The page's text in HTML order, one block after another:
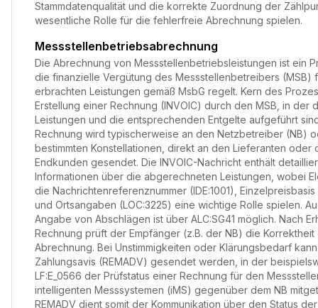
Stammdatenqualität und die korrekte Zuordnung der
wesentliche Rolle für die fehlerfreie Abrechnung spielen.
Messstellenbetriebsabrechnung
Die Abrechnung von Messstellenbetriebsleistungen ist ein
die finanzielle Vergütung des Messstellenbetreibers (MSB)
erbrachten Leistungen gemäß MsbG regelt. Kern des
Erstellung einer Rechnung (INVOIC) durch den MSB, in der
Leistungen und die entsprechenden Entgelte aufgeführt
Rechnung wird typischerweise an den Netzbetreiber (NB)
bestimmten Konstellationen, direkt an den Lieferanten oder
Endkunden gesendet. Die INVOIC-Nachricht enthält
Informationen über die abgerechneten Leistungen, wobei
die Nachrichtenreferenznummer (IDE:1001), Einzelpreisbasis
und Ortsangaben (LOC:3225) eine wichtige Rolle spielen.
Angabe von Abschlägen ist über ALC:SG41 möglich. Nach
Rechnung prüft der Empfänger (z.B. der NB) die Korrektheit
Abrechnung. Bei Unstimmigkeiten oder Klärungsbedarf
Zahlungsavis (REMADV) gesendet werden, in der
LF:E_0566 der Prüfstatus einer Rechnung für den
intelligenten Messsystemen (iMS) gegenüber dem NB
REMADV dient somit der Kommunikation über den Status der